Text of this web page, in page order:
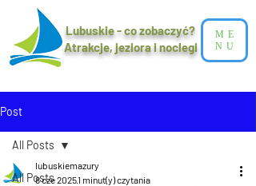
Lubuskie - co zobaczyć?
Atrakcje, jeziora i noclegi​
ME
NU
Post
All Posts
All Posts
lubuskiemazury
8 cze 20251 minut(y) czytania